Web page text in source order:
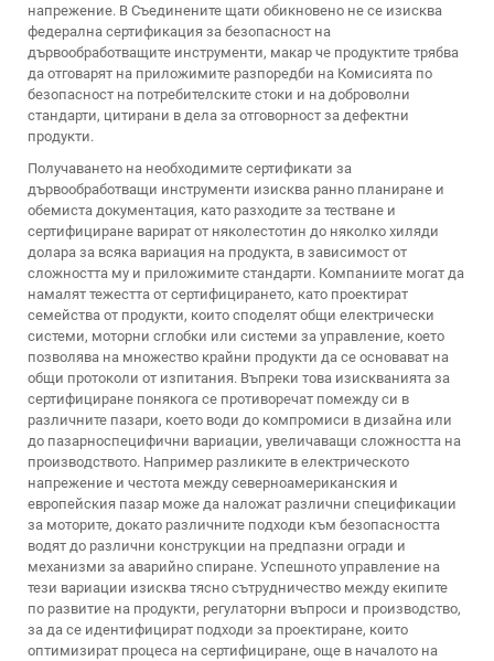
напрежение. В Съединените щати обикновено не се изисква
федерална сертификация за безопасност на
дървообработващите инструменти, макар че продуктите трябва
да отговарят на приложимите разпоредби на Комисията по
безопасност на потребителските стоки и на доброволни
стандарти, цитирани в дела за отговорност за дефектни
продукти.
Получаването на необходимите сертификати за
дървообработващи инструменти изисква ранно планиране и
обемиста документация, като разходите за тестване и
сертифициране варират от няколестотин до няколко хиляди
долара за всяка вариация на продукта, в зависимост от
сложността му и приложимите стандарти. Компаниите могат да
намалят тежестта от сертифицирането, като проектират
семейства от продукти, които споделят общи електрически
системи, моторни сглобки или системи за управление, което
позволява на множество крайни продукти да се основават на
общи протоколи от изпитания. Въпреки това изискванията за
сертифициране понякога се противоречат помежду си в
различните пазари, което води до компромиси в дизайна или
до пазарноспецифични вариации, увеличаващи сложността на
производството. Например разликите в електрическото
напрежение и честота между северноамериканския и
европейския пазар може да наложат различни спецификации
за моторите, докато различните подходи към безопасността
водят до различни конструкции на предпазни огради и
механизми за аварийно спиране. Успешното управление на
тези вариации изисква тясно сътрудничество между екипите
по развитие на продукти, регулаторни въпроси и производство,
за да се идентифицират подходи за проектиране, които
оптимизират процеса на сертифициране, още в началото на